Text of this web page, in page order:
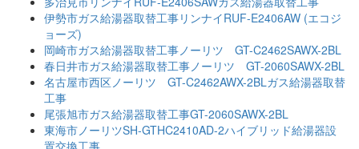
伊勢市ガス給湯器取替工事リンナイRUF-E2406AW (エコジ
ョーズ)
岡崎市ガス給湯器取替工事ノーリツ GT-C2462SAWX-2BL
春日井市ガス給湯器取替工事ノーリツ GT-2060SAWX-2BL
名古屋市西区ノーリツ GT-C2462AWX-2BLガス給湯器取替
工事
尾張旭市ガス給湯器取替工事GT-2060SAWX-2BL
東海市ノーリツSH-GTHC2410AD-2ハイブリッド給湯器設
置交換工事